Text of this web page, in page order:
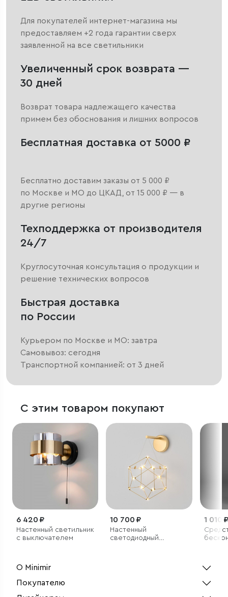
Для покупателей интернет-магазина мы
предоставляем +2 года гарантии сверх
заявленной на все светильники
Увеличенный срок возврата —
30 дней
Возврат товара надлежащего качества
примем без обоснования и лишних вопросов
Бесплатная доставка от 5000 ₽
Бесплатно доставим заказы от 5 000 ₽
по Москве и МО до ЦКАД, от 15 000 ₽ — в
другие регионы
Техподдержка от производителя
24/7
Круглосуточная консультация о продукции и
решение технических вопросов
Быстрая доставка
по России
Курьером по Москве и МО: завтра
Самовывоз: сегодня
Транспортной компанией: от 3 дней
С этим товаром покупают
6 420 ₽
Настенный светильник
с выключателем
10 700 ₽
Настенный
светодиодный
1 010 ₽
О Minimir
Покупателю